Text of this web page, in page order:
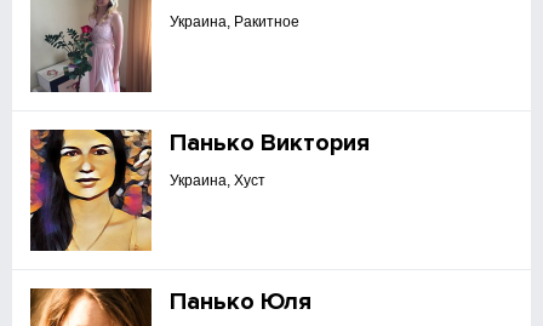
Украина, Ракитное
Панько Виктория
Украина, Хуст
Панько Юля